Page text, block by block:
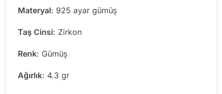
Materyal: 925 ayar gümüş
Taş Cinsi: Zirkon
Renk: Gümüş
Ağırlık: 4.3 gr